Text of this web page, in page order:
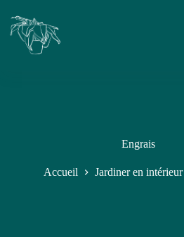
Engrais
Accueil Jardiner en intérieur